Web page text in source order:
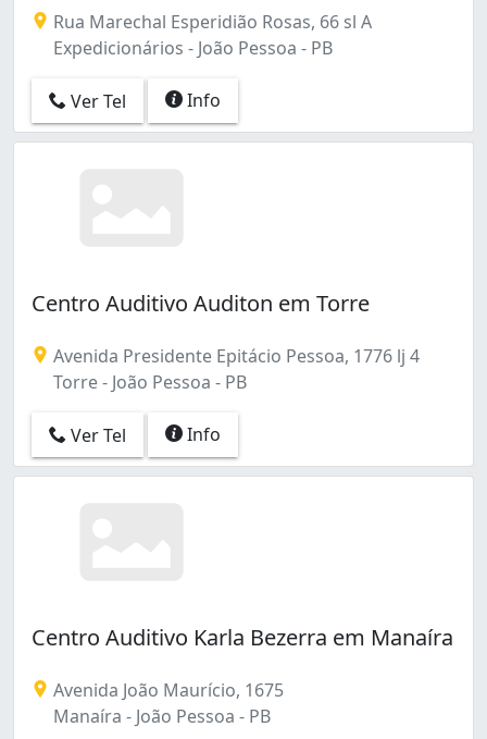
Rua Marechal Esperidião Rosas, 66 sl A
Expedicionários - João Pessoa - PB
Ver Tel Info
Centro Auditivo Auditon em Torre
Avenida Presidente Epitácio Pessoa, 1776 lj 4
Torre - João Pessoa - PB
Ver Tel Info
Centro Auditivo Karla Bezerra em Manaíra
Avenida João Maurício, 1675
Manaíra - João Pessoa - PB